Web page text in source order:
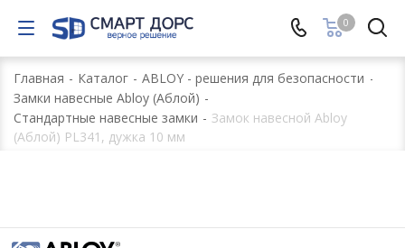
0
Главная - Каталог - ABLOY - решения для безопасности -
Замки навесные Abloy (Аблой) -
Стандартные навесные замки - Замок навесной Abloy
(Аблой) PL341, дужка 10 мм